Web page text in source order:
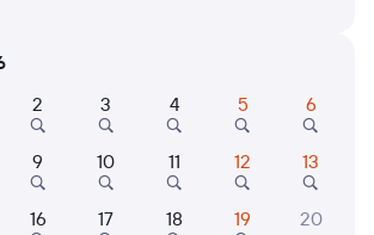
Балхаш-2 — Актогай
2 3 4 5 6
9 10 11 12 13
16 17 18 19 20